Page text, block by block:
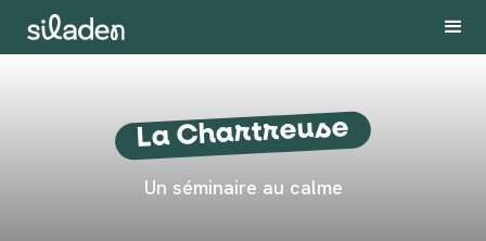
La Chartreuse
Un séminaire au calme